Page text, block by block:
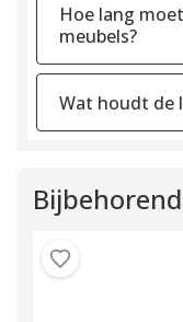
Hoe lang
meubels?
Wat houdt de